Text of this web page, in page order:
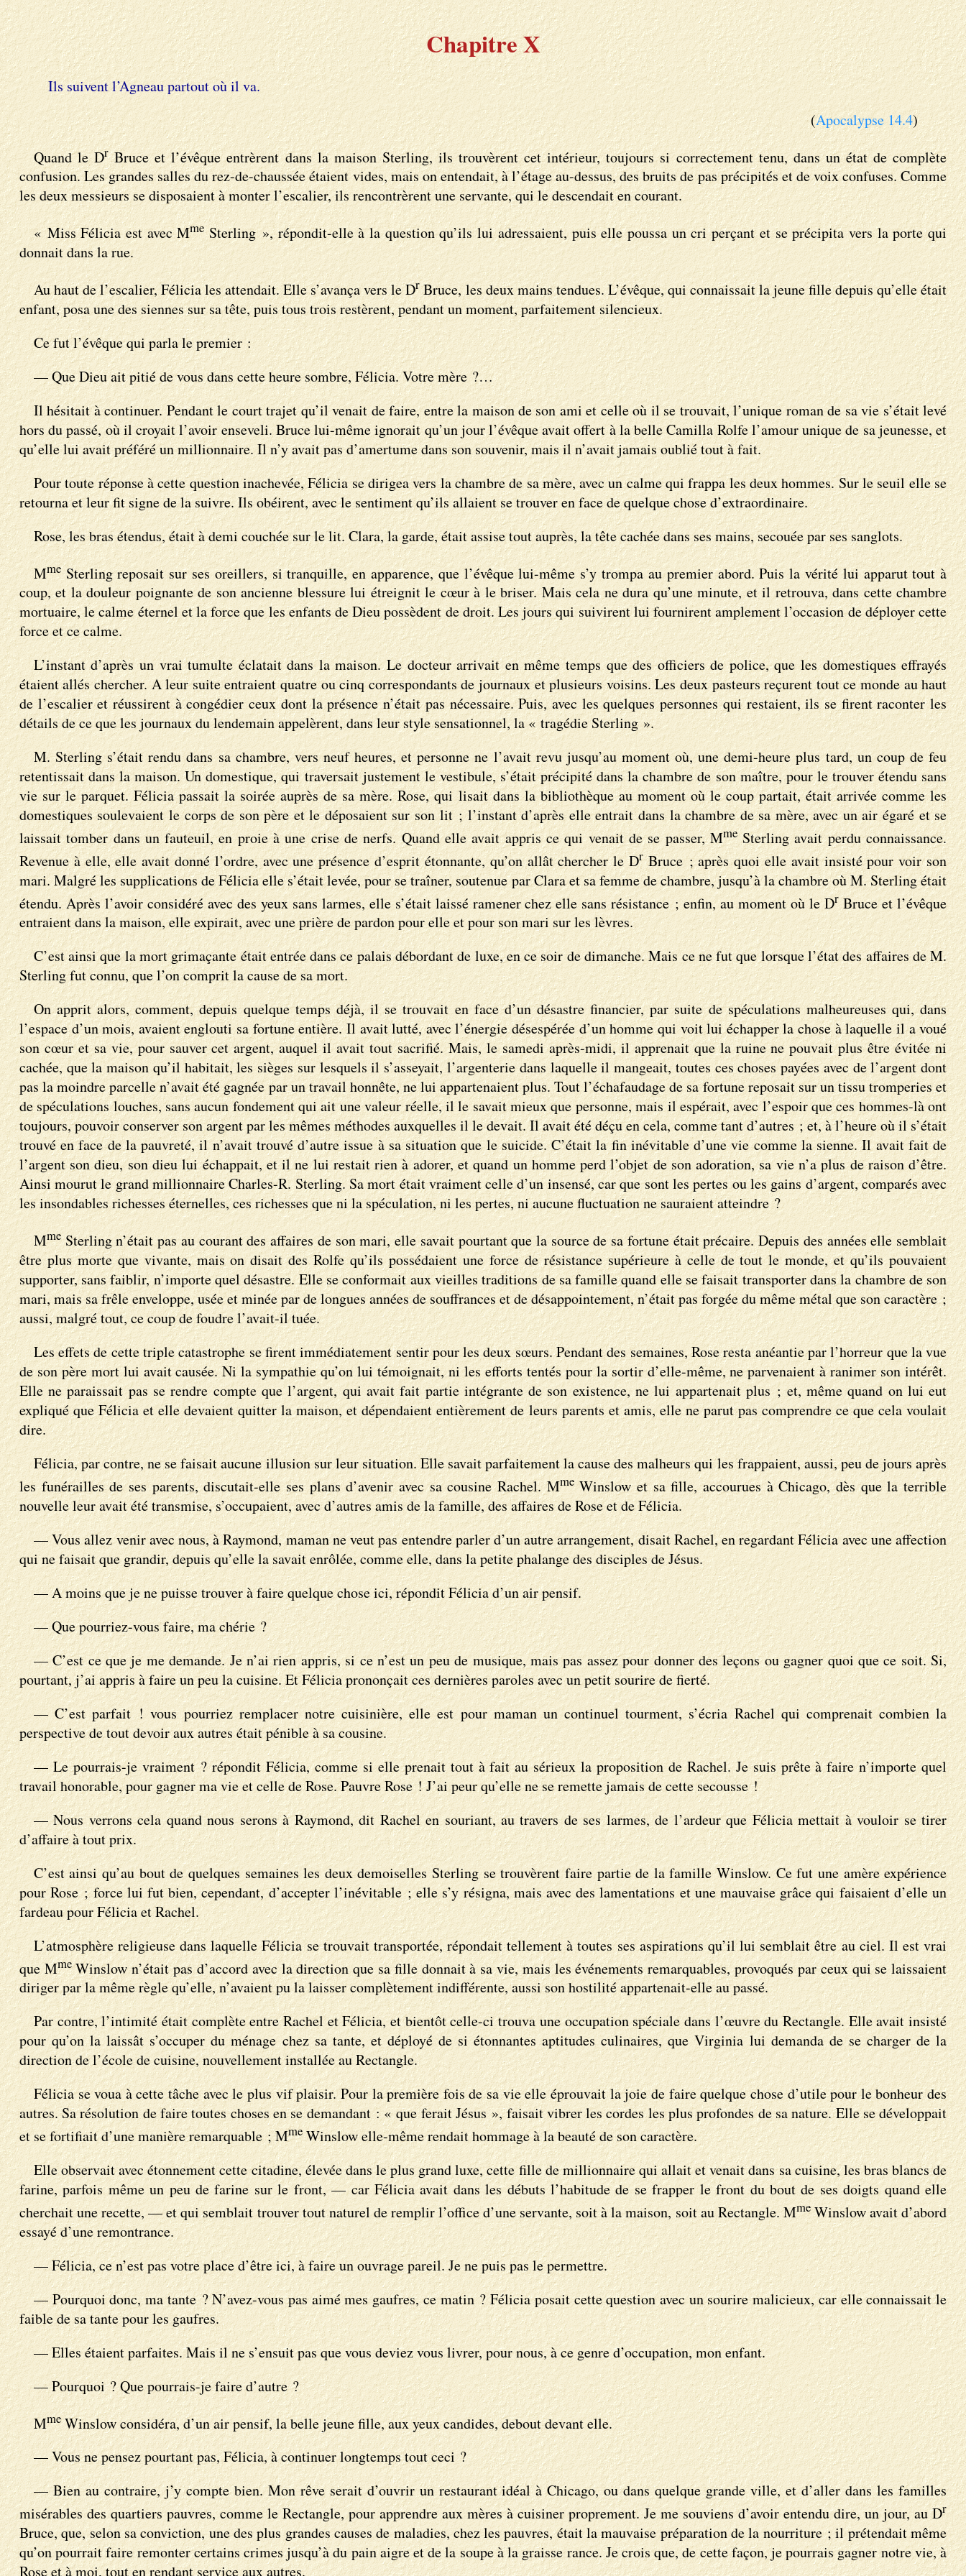
Chapitre X
Ils suivent l’Agneau partout où il va.
(Apocalypse 14.4)
Quand le DrBruce et l’évêque entrèrent dans la maison Sterling, ils trouvèrent cet intérieur, toujours si correctement tenu, dans un état de complète
confusion. Les grandes salles du rez-de-chaussée étaient vides, mais on entendait, à l’étage au-dessus, des bruits de pas précipités et de voix confuses. Comme
les deux messieurs se disposaient à monter l’escalier, ils rencontrèrent une servante, qui le descendait en courant.
« Miss Félicia est avec MmeSterling », répondit-elle à la question qu’ils lui adressaient, puis elle poussa un cri perçant et se précipita vers la porte qui
donnait dans la rue.
Au haut de l’escalier, Félicia les attendait. Elle s’avança vers le DrBruce, les deux mains tendues. L’évêque, qui connaissait la jeune fille depuis qu’elle était
enfant, posa une des siennes sur sa tête, puis tous trois restèrent, pendant un moment, parfaitement silencieux.
Ce fut l’évêque qui parla le premier :
— Que Dieu ait pitié de vous dans cette heure sombre, Félicia. Votre mère ?…
Il hésitait à continuer. Pendant le court trajet qu’il venait de faire, entre la maison de son ami et celle où il se trouvait, l’unique roman de sa vie s’était levé
hors du passé, où il croyait l’avoir enseveli. Bruce lui-même ignorait qu’un jour l’évêque avait offert à la belle Camilla Rolfe l’amour unique de sa jeunesse, et
qu’elle lui avait préféré un millionnaire. Il n’y avait pas d’amertume dans son souvenir, mais il n’avait jamais oublié tout à fait.
Pour toute réponse à cette question inachevée, Félicia se dirigea vers la chambre de sa mère, avec un calme qui frappa les deux hommes. Sur le seuil elle se
retourna et leur fit signe de la suivre. Ils obéirent, avec le sentiment qu’ils allaient se trouver en face de quelque chose d’extraordinaire.
Rose, les bras étendus, était à demi couchée sur le lit. Clara, la garde, était assise tout auprès, la tête cachée dans ses mains, secouée par ses sanglots.
MmeSterling reposait sur ses oreillers, si tranquille, en apparence, que l’évêque lui-même s’y trompa au premier abord. Puis la vérité lui apparut tout à
coup, et la douleur poignante de son ancienne blessure lui étreignit le cœur à le briser. Mais cela ne dura qu’une minute, et il retrouva, dans cette chambre
mortuaire, le calme éternel et la force que les enfants de Dieu possèdent de droit. Les jours qui suivirent lui fournirent amplement l’occasion de déployer cette
force et ce calme.
L’instant d’après un vrai tumulte éclatait dans la maison. Le docteur arrivait en même temps que des officiers de police, que les domestiques effrayés
étaient allés chercher. A leur suite entraient quatre ou cinq correspondants de journaux et plusieurs voisins. Les deux pasteurs reçurent tout ce monde au haut
de l’escalier et réussirent à congédier ceux dont la présence n’était pas nécessaire. Puis, avec les quelques personnes qui restaient, ils se firent raconter les
détails de ce que les journaux du lendemain appelèrent, dans leur style sensationnel, la « tragédie Sterling ».
M. Sterling s’était rendu dans sa chambre, vers neuf heures, et personne ne l’avait revu jusqu’au moment où, une demi-heure plus tard, un coup de feu
retentissait dans la maison. Un domestique, qui traversait justement le vestibule, s’était précipité dans la chambre de son maître, pour le trouver étendu sans
vie sur le parquet. Félicia passait la soirée auprès de sa mère. Rose, qui lisait dans la bibliothèque au moment où le coup partait, était arrivée comme les
domestiques soulevaient le corps de son père et le déposaient sur son lit ; l’instant d’après elle entrait dans la chambre de sa mère, avec un air égaré et se
laissait tomber dans un fauteuil, en proie à une crise de nerfs. Quand elle avait appris ce qui venait de se passer, MmeSterling avait perdu connaissance.
Revenue à elle, elle avait donné l’ordre, avec une présence d’esprit étonnante, qu’on allât chercher le DrBruce ; après quoi elle avait insisté pour voir son
mari. Malgré les supplications de Félicia elle s’était levée, pour se traîner, soutenue par Clara et sa femme de chambre, jusqu’à la chambre où M. Sterling était
étendu. Après l’avoir considéré avec des yeux sans larmes, elle s’était laissé ramener chez elle sans résistance ; enfin, au moment où le DrBruce et l’évêque
entraient dans la maison, elle expirait, avec une prière de pardon pour elle et pour son mari sur les lèvres.
C’est ainsi que la mort grimaçante était entrée dans ce palais débordant de luxe, en ce soir de dimanche. Mais ce ne fut que lorsque l’état des affaires de M.
Sterling fut connu, que l’on comprit la cause de sa mort.
On apprit alors, comment, depuis quelque temps déjà, il se trouvait en face d’un désastre financier, par suite de spéculations malheureuses qui, dans
l’espace d’un mois, avaient englouti sa fortune entière. Il avait lutté, avec l’énergie désespérée d’un homme qui voit lui échapper la chose à laquelle il a voué
son cœur et sa vie, pour sauver cet argent, auquel il avait tout sacrifié. Mais, le samedi après-midi, il apprenait que la ruine ne pouvait plus être évitée ni
cachée, que la maison qu’il habitait, les sièges sur lesquels il s’asseyait, l’argenterie dans laquelle il mangeait, toutes ces choses payées avec de l’argent dont
pas la moindre parcelle n’avait été gagnée par un travail honnête, ne lui appartenaient plus. Tout l’échafaudage de sa fortune reposait sur un tissu tromperies et
de spéculations louches, sans aucun fondement qui ait une valeur réelle, il le savait mieux que personne, mais il espérait, avec l’espoir que ces hommes-là ont
toujours, pouvoir conserver son argent par les mêmes méthodes auxquelles il le devait. Il avait été déçu en cela, comme tant d’autres ; et, à l’heure où il s’était
trouvé en face de la pauvreté, il n’avait trouvé d’autre issue à sa situation que le suicide. C’était la fin inévitable d’une vie comme la sienne. Il avait fait de
l’argent son dieu, son dieu lui échappait, et il ne lui restait rien à adorer, et quand un homme perd l’objet de son adoration, sa vie n’a plus de raison d’être.
Ainsi mourut le grand millionnaire Charles-R. Sterling. Sa mort était vraiment celle d’un insensé, car que sont les pertes ou les gains d’argent, comparés avec
les insondables richesses éternelles, ces richesses que ni la spéculation, ni les pertes, ni aucune fluctuation ne sauraient atteindre ?
MmeSterling n’était pas au courant des affaires de son mari, elle savait pourtant que la source de sa fortune était précaire. Depuis des années elle semblait
être plus morte que vivante, mais on disait des Rolfe qu’ils possédaient une force de résistance supérieure à celle de tout le monde, et qu’ils pouvaient
supporter, sans faiblir, n’importe quel désastre. Elle se conformait aux vieilles traditions de sa famille quand elle se faisait transporter dans la chambre de son
mari, mais sa frêle enveloppe, usée et minée par de longues années de souffrances et de désappointement, n’était pas forgée du même métal que son caractère ;
aussi, malgré tout, ce coup de foudre l’avait-il tuée.
Les effets de cette triple catastrophe se firent immédiatement sentir pour les deux sœurs. Pendant des semaines, Rose resta anéantie par l’horreur que la vue
de son père mort lui avait causée. Ni la sympathie qu’on lui témoignait, ni les efforts tentés pour la sortir d’elle-même, ne parvenaient à ranimer son intérêt.
Elle ne paraissait pas se rendre compte que l’argent, qui avait fait partie intégrante de son existence, ne lui appartenait plus ; et, même quand on lui eut
expliqué que Félicia et elle devaient quitter la maison, et dépendaient entièrement de leurs parents et amis, elle ne parut pas comprendre ce que cela voulait
dire.
Félicia, par contre, ne se faisait aucune illusion sur leur situation. Elle savait parfaitement la cause des malheurs qui les frappaient, aussi, peu de jours après
les funérailles de ses parents, discutait-elle ses plans d’avenir avec sa cousine Rachel. MmeWinslow et sa fille, accourues à Chicago, dès que la terrible
nouvelle leur avait été transmise, s’occupaient, avec d’autres amis de la famille, des affaires de Rose et de Félicia.
— Vous allez venir avec nous, à Raymond, maman ne veut pas entendre parler d’un autre arrangement, disait Rachel, en regardant Félicia avec une affection
qui ne faisait que grandir, depuis qu’elle la savait enrôlée, comme elle, dans la petite phalange des disciples de Jésus.
— A moins que je ne puisse trouver à faire quelque chose ici, répondit Félicia d’un air pensif.
— Que pourriez-vous faire, ma chérie ?
— C’est ce que je me demande. Je n’ai rien appris, si ce n’est un peu de musique, mais pas assez pour donner des leçons ou gagner quoi que ce soit. Si,
pourtant, j’ai appris à faire un peu la cuisine. Et Félicia prononçait ces dernières paroles avec un petit sourire de fierté.
— C’est parfait ! vous pourriez remplacer notre cuisinière, elle est pour maman un continuel tourment, s’écria Rachel qui comprenait combien la
perspective de tout devoir aux autres était pénible à sa cousine.
— Le pourrais-je vraiment ? répondit Félicia, comme si elle prenait tout à fait au sérieux la proposition de Rachel. Je suis prête à faire n’importe quel
travail honorable, pour gagner ma vie et celle de Rose. Pauvre Rose ! J’ai peur qu’elle ne se remette jamais de cette secousse !
— Nous verrons cela quand nous serons à Raymond, dit Rachel en souriant, au travers de ses larmes, de l’ardeur que Félicia mettait à vouloir se tirer
d’affaire à tout prix.
C’est ainsi qu’au bout de quelques semaines les deux demoiselles Sterling se trouvèrent faire partie de la famille Winslow. Ce fut une amère expérience
pour Rose ; force lui fut bien, cependant, d’accepter l’inévitable ; elle s’y résigna, mais avec des lamentations et une mauvaise grâce qui faisaient d’elle un
fardeau pour Félicia et Rachel.
L’atmosphère religieuse dans laquelle Félicia se trouvait transportée, répondait tellement à toutes ses aspirations qu’il lui semblait être au ciel. Il est vrai
que MmeWinslow n’était pas d’accord avec la direction que sa fille donnait à sa vie, mais les événements remarquables, provoqués par ceux qui se laissaient
diriger par la même règle qu’elle, n’avaient pu la laisser complètement indifférente, aussi son hostilité appartenait-elle au passé.
Par contre, l’intimité était complète entre Rachel et Félicia, et bientôt celle-ci trouva une occupation spéciale dans l’œuvre du Rectangle. Elle avait insisté
pour qu’on la laissât s’occuper du ménage chez sa tante, et déployé de si étonnantes aptitudes culinaires, que Virginia lui demanda de se charger de la
direction de l’école de cuisine, nouvellement installée au Rectangle.
Félicia se voua à cette tâche avec le plus vif plaisir. Pour la première fois de sa vie elle éprouvait la joie de faire quelque chose d’utile pour le bonheur des
autres. Sa résolution de faire toutes choses en se demandant : « que ferait Jésus », faisait vibrer les cordes les plus profondes de sa nature. Elle se développait
et se fortifiait d’une manière remarquable ; MmeWinslow elle-même rendait hommage à la beauté de son caractère.
Elle observait avec étonnement cette citadine, élevée dans le plus grand luxe, cette fille de millionnaire qui allait et venait dans sa cuisine, les bras blancs de
farine, parfois même un peu de farine sur le front, — car Félicia avait dans les débuts l’habitude de se frapper le front du bout de ses doigts quand elle
cherchait une recette, — et qui semblait trouver tout naturel de remplir l’office d’une servante, soit à la maison, soit au Rectangle. MmeWinslow avait d’abord
essayé d’une remontrance.
— Félicia, ce n’est pas votre place d’être ici, à faire un ouvrage pareil. Je ne puis pas le permettre.
— Pourquoi donc, ma tante ? N’avez-vous pas aimé mes gaufres, ce matin ? Félicia posait cette question avec un sourire malicieux, car elle connaissait le
faible de sa tante pour les gaufres.
— Elles étaient parfaites. Mais il ne s’ensuit pas que vous deviez vous livrer, pour nous, à ce genre d’occupation, mon enfant.
— Pourquoi ? Que pourrais-je faire d’autre ?
MmeWinslow considéra, d’un air pensif, la belle jeune fille, aux yeux candides, debout devant elle.
— Vous ne pensez pourtant pas, Félicia, à continuer longtemps tout ceci ?
— Bien au contraire, j’y compte bien. Mon rêve serait d’ouvrir un restaurant idéal à Chicago, ou dans quelque grande ville, et d’aller dans les familles
misérables des quartiers pauvres, comme le Rectangle, pour apprendre aux mères à cuisiner proprement. Je me souviens d’avoir entendu dire, un jour, au Dr
Bruce, que, selon sa conviction, une des plus grandes causes de maladies, chez les pauvres, était la mauvaise préparation de la nourriture ; il prétendait même
qu’on pourrait faire remonter certains crimes jusqu’à du pain aigre et de la soupe à la graisse rance. Je crois que, de cette façon, je pourrais gagner notre vie, à
Rose et à moi, tout en rendant service aux autres.